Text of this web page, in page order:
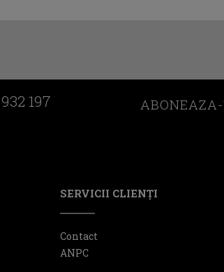
197
SERVICII CLIENŢI
Contact
ANPC